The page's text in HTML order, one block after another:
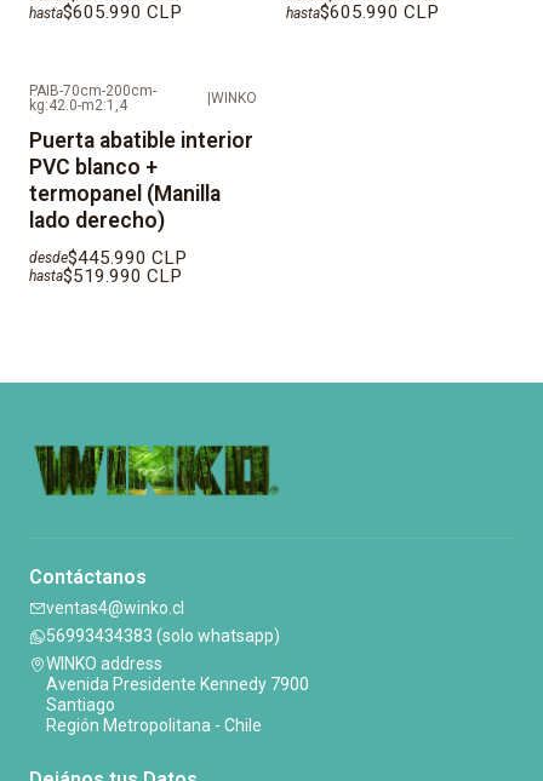
hasta$605.990 CLP hasta$605.990 CLP
PAIB-70cm-200cm-
kg:42.0-m2:1,4
WINKO
Puerta abatible interior
PVC blanco +
termopanel (Manilla
lado derecho)
desde$445.990 CLP
hasta$519.990 CLP
Contáctanos
ventas4@winko.cl
56993434383 (solo whatsapp)
WINKO address
Avenida Presidente Kennedy 7900
Santiago
Región Metropolitana - Chile